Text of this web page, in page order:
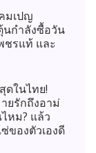
มเปญ
นกำลังซื้อวัน
รแท้ และ
ดในไทย!
ยรักถึงอาม่
หม? แล้ว
ของตัวเองดี